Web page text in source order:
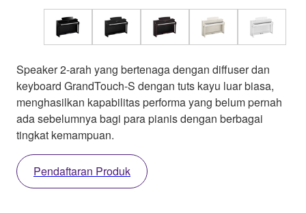
Speaker 2-arah yang bertenaga dengan diffuser dan
keyboard GrandTouch-S dengan tuts kayu luar biasa,
menghasilkan kapabilitas performa yang belum pernah
ada sebelumnya bagi para pianis dengan berbagai
tingkat kemampuan.
Pendaftaran Produk